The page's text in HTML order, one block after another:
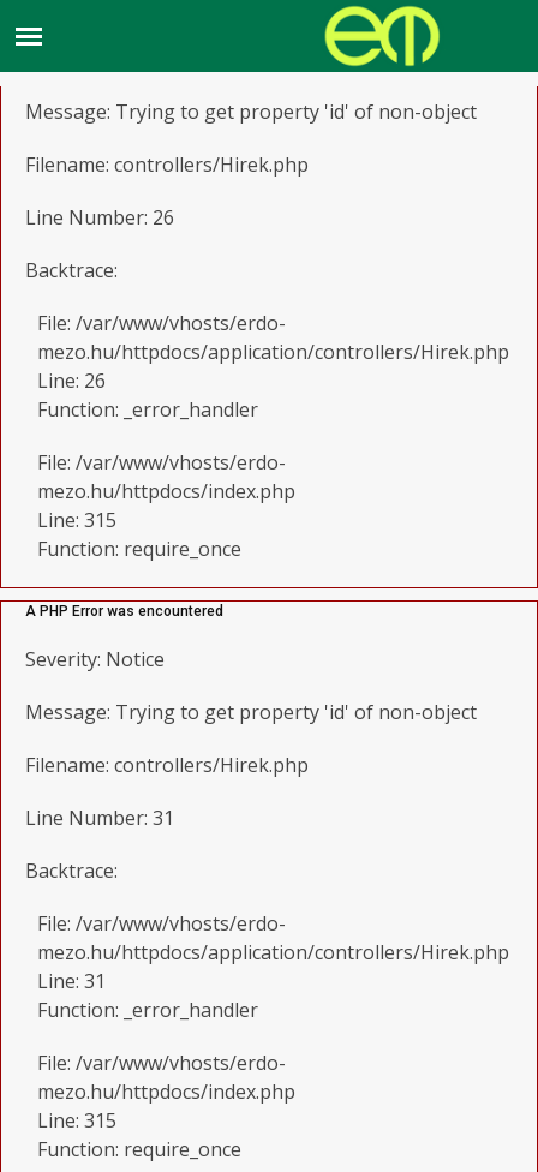
Message: Trying to get property 'id' of non-object
Filename: controllers/Hirek.php
Line Number: 26
Backtrace:
File: /var/www/vhosts/erdo-
mezo.hu/httpdocs/application/controllers/Hirek.php
Line: 26
Function: _error_handler
File: /var/www/vhosts/erdo-
mezo.hu/httpdocs/index.php
Line: 315
Function: require_once
A PHP Error was encountered
Severity: Notice
Message: Trying to get property 'id' of non-object
Filename: controllers/Hirek.php
Line Number: 31
Backtrace:
File: /var/www/vhosts/erdo-
mezo.hu/httpdocs/application/controllers/Hirek.php
Line: 31
Function: _error_handler
File: /var/www/vhosts/erdo-
mezo.hu/httpdocs/index.php
Line: 315
Function: require_once